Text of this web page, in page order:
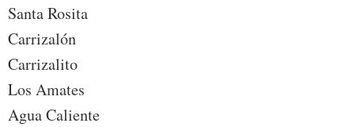
Santa Rosita
Carrizalón
Carrizalito
Los Amates
Agua Caliente